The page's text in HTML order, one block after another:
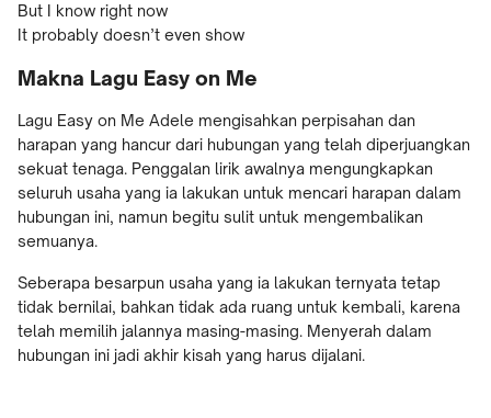
But I know right now
It probably doesn’t even show
Makna Lagu Easy on Me
Lagu Easy on Me Adele mengisahkan perpisahan dan
harapan yang hancur dari hubungan yang telah diperjuangkan
sekuat tenaga. Penggalan lirik awalnya mengungkapkan
seluruh usaha yang ia lakukan untuk mencari harapan dalam
hubungan ini, namun begitu sulit untuk mengembalikan
semuanya.
Seberapa besarpun usaha yang ia lakukan ternyata tetap
tidak bernilai, bahkan tidak ada ruang untuk kembali, karena
telah memilih jalannya masing-masing. Menyerah dalam
hubungan ini jadi akhir kisah yang harus dijalani.